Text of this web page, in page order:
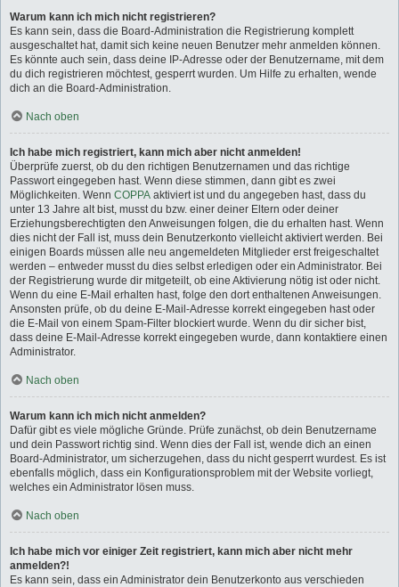
Warum kann ich mich nicht registrieren?
Es kann sein, dass die Board-Administration die Registrierung komplett
ausgeschaltet hat, damit sich keine neuen Benutzer mehr anmelden können.
Es könnte auch sein, dass deine IP-Adresse oder der Benutzername, mit dem
du dich registrieren möchtest, gesperrt wurden. Um Hilfe zu erhalten, wende
dich an die Board-Administration.
Nach oben
Ich habe mich registriert, kann mich aber nicht anmelden!
Überprüfe zuerst, ob du den richtigen Benutzernamen und das richtige
Passwort eingegeben hast. Wenn diese stimmen, dann gibt es zwei
Möglichkeiten. Wenn COPPA aktiviert ist und du angegeben hast, dass du
unter 13 Jahre alt bist, musst du bzw. einer deiner Eltern oder deiner
Erziehungsberechtigten den Anweisungen folgen, die du erhalten hast. Wenn
dies nicht der Fall ist, muss dein Benutzerkonto vielleicht aktiviert werden. Bei
einigen Boards müssen alle neu angemeldeten Mitglieder erst freigeschaltet
werden – entweder musst du dies selbst erledigen oder ein Administrator. Bei
der Registrierung wurde dir mitgeteilt, ob eine Aktivierung nötig ist oder nicht.
Wenn du eine E-Mail erhalten hast, folge den dort enthaltenen Anweisungen.
Ansonsten prüfe, ob du deine E-Mail-Adresse korrekt eingegeben hast oder
die E-Mail von einem Spam-Filter blockiert wurde. Wenn du dir sicher bist,
dass deine E-Mail-Adresse korrekt eingegeben wurde, dann kontaktiere einen
Administrator.
Nach oben
Warum kann ich mich nicht anmelden?
Dafür gibt es viele mögliche Gründe. Prüfe zunächst, ob dein Benutzername
und dein Passwort richtig sind. Wenn dies der Fall ist, wende dich an einen
Board-Administrator, um sicherzugehen, dass du nicht gesperrt wurdest. Es ist
ebenfalls möglich, dass ein Konfigurationsproblem mit der Website vorliegt,
welches ein Administrator lösen muss.
Nach oben
Ich habe mich vor einiger Zeit registriert, kann mich aber nicht mehr
anmelden?!
Es kann sein, dass ein Administrator dein Benutzerkonto aus verschieden